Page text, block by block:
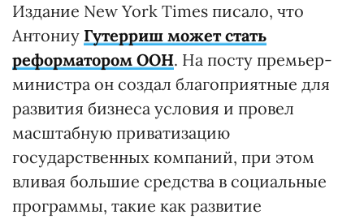
Издание New York Times писало, что
Антониу Гутерриш может стать
реформатором ООН. На посту премьер-
министра он создал благоприятные для
развития бизнеса условия и провел
масштабную приватизацию
государственных компаний, при этом
вливая большие средства в социальные
программы, такие как развитие